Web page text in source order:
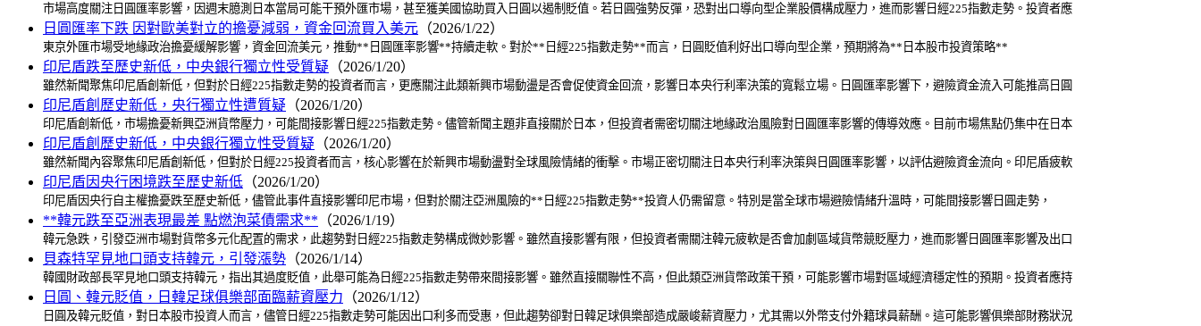
市場高度關注日圓匯率影響，因週末臆測日本當局可能干預外匯市場，甚至獲美國協助買入日圓以遏制貶值。若日圓強勢反彈，恐對出口導向型企業股價構成壓力，進而影響日經225指數走勢。投資者應
日圓匯率下跌 因對歐美對立的擔憂減弱，資金回流買入美元 （2026/1/22）
東京外匯市場受地緣政治擔憂緩解影響，資金回流美元，推動**日圓匯率影響**持續走軟。對於**日經225指數走勢**而言，日圓貶值利好出口導向型企業，預期將為**日本股市投資策略**
印尼盾跌至歷史新低，中央銀行獨立性受質疑 （2026/1/20）
雖然新聞聚焦印尼盾創新低，但對於日經225指數走勢的投資者而言，更應關注此類新興市場動盪是否會促使資金回流，影響日本央行利率決策的寬鬆立場。日圓匯率影響下，避險資金流入可能推高日圓
印尼盾創歷史新低，央行獨立性遭質疑 （2026/1/20）
印尼盾創新低，市場擔憂新興亞洲貨幣壓力，可能間接影響日經225指數走勢。儘管新聞主題非直接關於日本，但投資者需密切關注地緣政治風險對日圓匯率影響的傳導效應。目前市場焦點仍集中在日本
印尼盾創歷史新低，中央銀行獨立性受質疑 （2026/1/20）
雖然新聞內容聚焦印尼盾創新低，但對於日經225投資者而言，核心影響在於新興市場動盪對全球風險情緒的衝擊。市場正密切關注日本央行利率決策與日圓匯率影響，以評估避險資金流向。印尼盾疲軟
印尼盾因央行困境跌至歷史新低 （2026/1/20）
印尼盾因央行自主權擔憂跌至歷史新低，儘管此事件直接影響印尼市場，但對於關注亞洲風險的**日經225指數走勢**投資人仍需留意。特別是當全球市場避險情緒升溫時，可能間接影響日圓走勢，
**韓元跌至亞洲表現最差 點燃泡菜債需求** （2026/1/19）
韓元急跌，引發亞洲市場對貨幣多元化配置的需求，此趨勢對日經225指數走勢構成微妙影響。雖然直接影響有限，但投資者需關注韓元疲軟是否會加劇區域貨幣競貶壓力，進而影響日圓匯率影響及出口
貝森特罕見地口頭支持韓元，引發漲勢 （2026/1/14）
韓國財政部長罕見地口頭支持韓元，指出其過度貶值，此舉可能為日經225指數走勢帶來間接影響。雖然直接關聯性不高，但此類亞洲貨幣政策干預，可能影響市場對區域經濟穩定性的預期。投資者應持
日圓、韓元貶值，日韓足球俱樂部面臨薪資壓力 （2026/1/12）
日圓及韓元貶值，對日本股市投資人而言，儘管日經225指數走勢可能因出口利多而受惠，但此趨勢卻對日韓足球俱樂部造成嚴峻薪資壓力，尤其需以外幣支付外籍球員薪酬。這可能影響俱樂部財務狀況